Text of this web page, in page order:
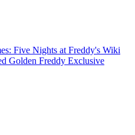
Five Nights at Freddy's Wiki
Golden Freddy Exclusive